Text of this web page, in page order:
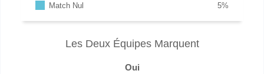
Match Nul
%
5
Les Deux Équipes Marquent
Oui